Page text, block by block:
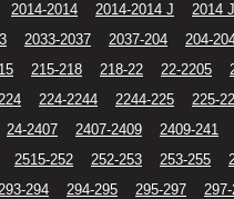
2014-2014 2014-2014 J 2014
2033-2037 2037-204 204-
215-218 218-22 22-2205
224-2244 2244-225 225-
24-2407 2407-2409 2409-241
2515-252 252-253 253-255
294 294-295 295-297